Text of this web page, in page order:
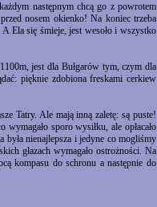
następnym chcą go z powrotem
nosem okienko! Na koniec trzeba
Ela się śmieje, jest wesoło i wszystko
jest dla Bułgarów tym, czym dla
pięknie zdobiona freskami cerkiew
Tatry. Ale mają inną zaletę: są puste!
sporo wysiłku, ale opłacało
nienajlepsza i jedyne co mogliśmy
głazach wymagało ostrożności. Na
kompasu do schronu a następnie do